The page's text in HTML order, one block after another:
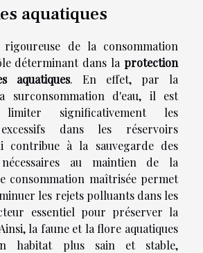
aquatiques
rigoureuse de la consommation
déterminant dans la protection
aquatiques. En effet, par la
surconsommation d'eau, il est
significativement les
dans les réservoirs
contribue à la sauvegarde des
au maintien de la
consommation maîtrisée permet
les rejets polluants dans les
essentiel pour préserver la
la faune et la flore aquatiques
habitat plus sain et stable,